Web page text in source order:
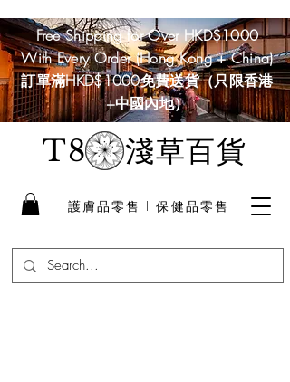
T8淺草百貨
護膚品零售 I 保健品零售
Free Shipping for Over HKD$1000
With Every Order (Hong Kong + China)
訂單滿HKD$1000免費送貨（只限香港
+中國內地）